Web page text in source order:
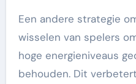
Een andere strategie
wisselen van spelers
hoge energieniveaus
behouden. Dit